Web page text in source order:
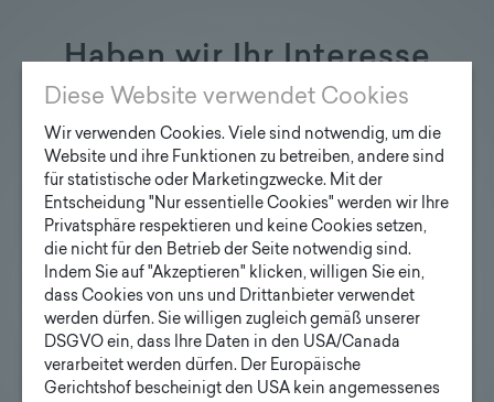
Haben wir Ihr Interesse
geweckt?
Anfrage Designmaste
Ihre E-Mail Adresse
Ihre Anfrage
Diese Website verwendet Cookies
Wir verwenden Cookies. Viele sind notwendig, um die
Website und ihre Funktionen zu betreiben, andere sind
für statistische oder Marketingzwecke. Mit der
Entscheidung "Nur essentielle Cookies" werden wir Ihre
Privatsphäre respektieren und keine Cookies setzen,
die nicht für den Betrieb der Seite notwendig sind.
Indem Sie auf "Akzeptieren" klicken, willigen Sie ein,
dass Cookies von uns und Drittanbieter verwendet
werden dürfen. Sie willigen zugleich gemäß unserer
DSGVO ein, dass Ihre Daten in den USA/Canada
verarbeitet werden dürfen. Der Europäische
Gerichtshof bescheinigt den USA kein angemessenes